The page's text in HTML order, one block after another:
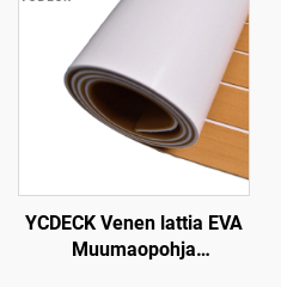
YCDECK Venen lattia EVA
Muumaopohja